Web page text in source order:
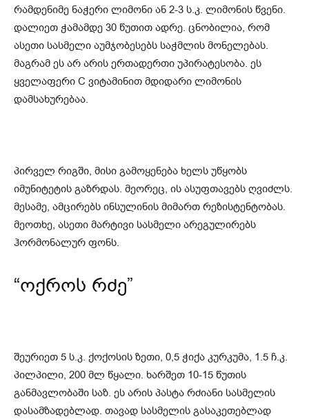
რამდენიმე ნაჭერი ლიმონი ან 2-3 ს.კ. ლიმონის წვენი.
დალიეთ ჭამამდე 30 წუთით ადრე. ცნობილია, რომ
ასეთი სასმელი აუმჯობესებს საჭმლის მონელებას.
მაგრამ ეს არ არის ერთადერთი უპირატესობა. ეს
ყველაფერი C ვიტამინით მდიდარი ლიმონის
დამსახურებაა.
პირველ რიგში, მისი გამოყენება ხელს უწყობს
იმუნიტეტის გაზრდას. მეორეც, ის ასუფთავებს ღვიძლს.
მესამე, ამცირებს ინსულინის მიმართ რეზისტენტობას.
მეოთხე, ასეთი მარტივი სასმელი არეგულირებს
ჰორმონალურ ფონს.
“ოქროს რძე”
შეურიეთ 5 ს.კ. ქოქოსის ზეთი, 0,5 ჭიქა კურკუმა, 1.5 ჩ.კ.
პილპილი, 200 მლ წყალი. ხარშეთ 10-15 წუთის
განმავლობაში საზ. ეს არის პასტა რძიანი სასმელის
დასამზადებლად. თავად სასმელის გასაკეთებლად